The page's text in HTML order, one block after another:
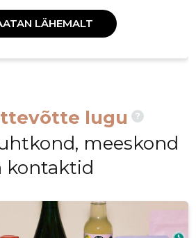
LÄHEMALT
lugu ?
meeskond
kontaktid